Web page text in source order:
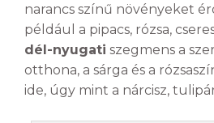
narancs színű növényeket
például a pipacs, rózsa,
dél-nyugati szegmens a
otthona, a sárga és a
ide, úgy mint a nárcisz,